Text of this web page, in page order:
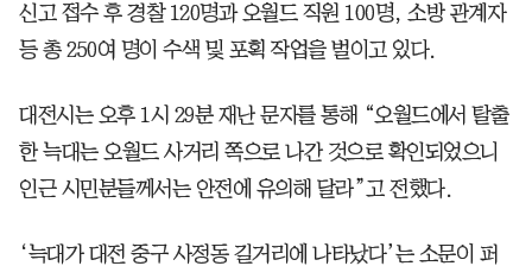
신고 접수 후 경찰 120명과 오월드 직원 100명, 소방 관계자
등 총 250여 명이 수색 및 포획 작업을 벌이고 있다.
대전시는 오후 1시 29분 재난 문자를 통해 “오월드에서 탈출
한 늑대는 오월드 사거리 쪽으로 나간 것으로 확인되었으니
인근 시민분들께서는 안전에 유의해 달라”고 전했다.
‘늑대가 대전 중구 사정동 길거리에 나타났다’는 소문이 퍼